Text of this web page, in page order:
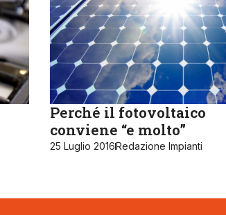
Perché il fotovoltaico
conviene “e molto”
25 Luglio 2016Redazione Impianti